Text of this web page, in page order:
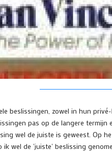
beslissingen, zowel in hun
pas op de langere termijn
wel de juiste is geweest. Op
wel de 'juiste' beslissing